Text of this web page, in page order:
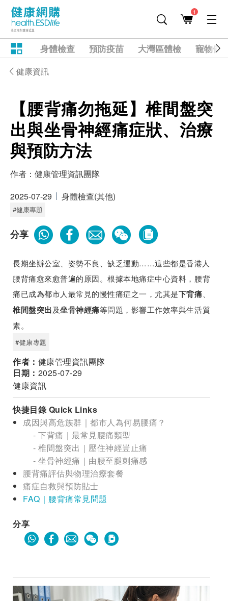
1
身體檢查 預防疫苗 大灣區體檢 寵物健
健康資訊
【腰背痛勿拖延】椎間盤突
出與坐骨神經痛症狀、治療
與預防方法
作者： 健康管理資訊團隊
2025-07-29
身體檢查(其他)
#健康專題
分享
長期坐辦公室、姿勢不良、缺乏運動……這些都是香港人
腰背痛愈來愈普遍的原因。根據本地痛症中心資料，腰背
痛已成為都市人最常見的慢性痛症之一，尤其是下背痛
椎間盤突出及坐骨神經痛等問題，影響工作效率與生活質
素。
#健康專題
作者： 健康管理資訊團隊
日期： 2025-07-29
健康資訊
快捷目錄 Quick Links
成因與高危族群｜都市人為何易腰痛？
- 下背痛｜最常見腰痛類型
- 椎間盤突出｜壓住神經豈止痛
- 坐骨神經痛｜由腰至腿刺痛感
腰背痛評估與物理治療套餐
痛症自救與預防貼士
FAQ｜腰背痛常見問題
分享